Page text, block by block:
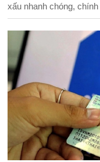
xấu nhanh chóng,